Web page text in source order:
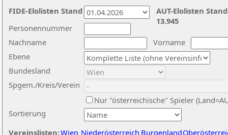
Nachname
Vorname
Ebene
Sortierung
Personennummer
Bundesland
Spgem./Kreis/Verein
Nur "österreichische" Spieler
Vereinslisten:Wien Niederösterreich Burgenland
AUT-Elolisten
13.945
FIDE-Elolisten Stand